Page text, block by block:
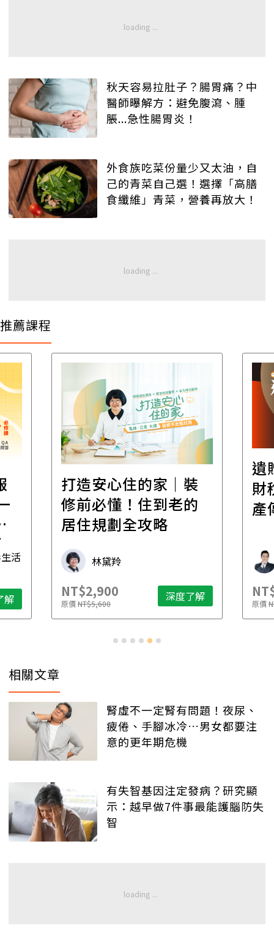
秋天容易拉肚子？腸胃痛？中
醫師曝解方：避免腹瀉、腫
脹...急性腸胃炎！
外食族吃菜份量少又太油，自
己的青菜自己選！選擇「高膳
食纖維」青菜，營養再放大！
推薦課程
活
解
打造安心住的家｜裝
修前必懂！住到老的
居住規劃全攻略
林黛羚
NT$2,900
原價NT$5,600 深度了解
遺
財
產
原價
相關文章
腎虛不一定腎有問題！夜尿、
疲倦、手腳冰冷…男女都要注
意的更年期危機
有失智基因注定發病？研究顯
示：越早做7件事最能護腦防失
智